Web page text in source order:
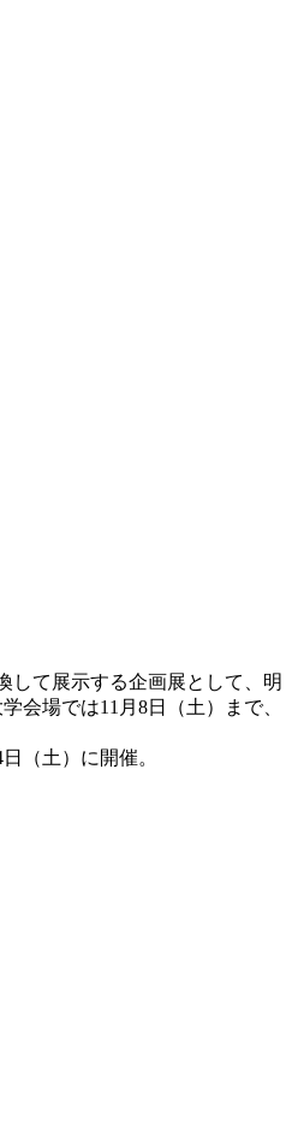
して展示する企画展として、明
会場では11月8日（土）まで、
（土）に開催。